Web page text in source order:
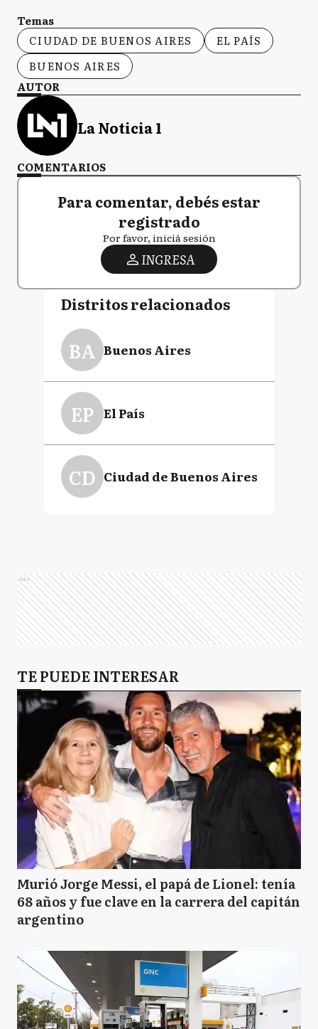
Temas
CIUDAD DE BUENOS AIRES
EL PAÍS
BUENOS AIRES
AUTOR
La Noticia 1
COMENTARIOS
Para comentar, debés estar
registrado
Por favor, iniciá sesión
INGRESA
Distritos relacionados
BA Buenos Aires
EP El País
CD Ciudad de Buenos Aires
Ads
TE PUEDE INTERESAR
Murió Jorge Messi, el papá de Lionel: tenía
68 años y fue clave en la carrera del capitán
argentino